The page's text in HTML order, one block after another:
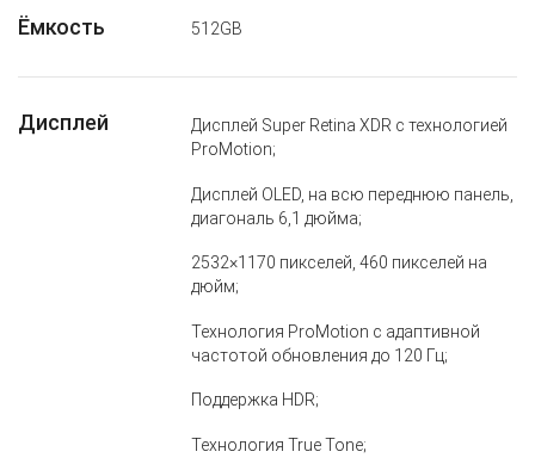
Ёмкость 512GB
Дисплей
Дисплей Super Retina XDR с технологией
ProMotion;
Дисплей OLED, на всю переднюю панель,
диагональ 6,1 дюйма;
2532×1170 пикселей, 460 пикселей на
дюйм;
Технология ProMotion с адаптивной
частотой обновления до 120 Гц;
Поддержка HDR;
Технология True Tone;